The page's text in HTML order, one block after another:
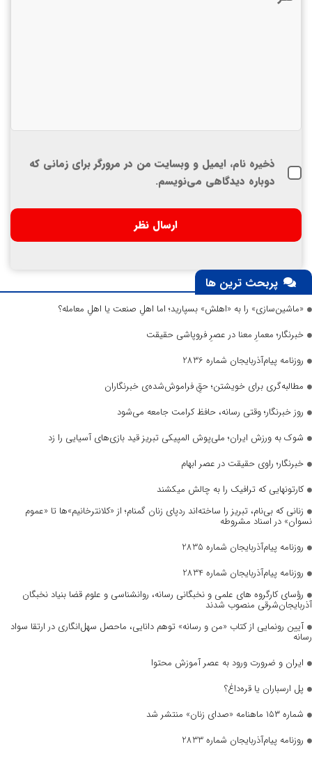
ذخیره نام، ایمیل و وبسایت من در مرورگر برای زمانی که
دوباره دیدگاهی می‌نویسم.
پربحث ترین ها
«ماشین‌سازی» را به «اهلش» بسپارید؛ اما اهلِ صنعت یا اهلِ معامله؟
خبرنگار؛ معمارِ معنا در عصرِ فروپاشی حقیقت
روزنامه پیام‌آذربایجان شماره 2836
مطالبه‌گری برای خویشتن؛ حقِ فراموش‌شده‌ی خبرنگاران
روز خبرنگار؛ وقتی رسانه، حافظ کرامت جامعه می‌شود
شوک به ورزش ایران؛ ملی‌پوش المپیکی تبریز قید بازی‌های آسیایی را زد
خبرنگار؛ راوی حقیقت در عصر ابهام
کارتونهایی که ترافیک را به چالش میکشند
زنانی که بی‌نام، تبریز را ساخته‌اند ردپای زنان گمنام؛ از «کلانترخانیم»ها تا «عموم
نسوان» در اسناد مشروطه
روزنامه پیام‌آذربایجان شماره 2835
روزنامه پیام‌آذربایجان شماره 2834
رؤسای کارگروه های علمی و نخبگانی رسانه، روانشناسی و علوم قضا بنیاد نخبگان
آذربایجان‌شرقی منصوب شدند
آیین رونمایی از کتاب «من و رسانه» توهم دانایی، ماحصل سهل‌انگاری در ارتقا سواد
رسانه
ایران و ضرورت ورود به عصر آموزش محتوا
پل ارسباران یا قره‌داغ؟
شماره ۱۵۳ ماهنامه «صدای زنان» منتشر شد
روزنامه پیام‌آذربایجان شماره 2833